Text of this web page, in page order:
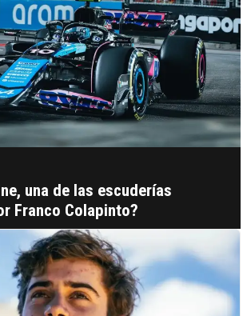
una de las escuderías
Franco Colapinto?